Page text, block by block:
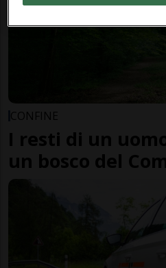
CONFINE
I resti di un
un bosco del